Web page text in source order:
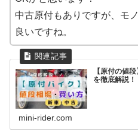
中古原付もありですが、モ
良いですね。
【原付の値
を徹底解説！
mini-rider.com